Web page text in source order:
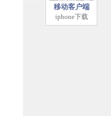
移动客户端
iphone下载